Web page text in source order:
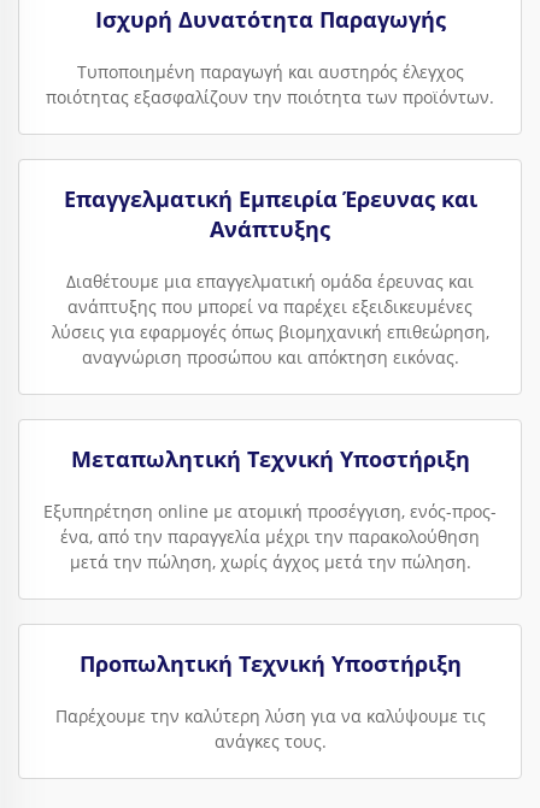
Ισχυρή Δυνατότητα Παραγωγής
Τυποποιημένη παραγωγή και αυστηρός έλεγχος
ποιότητας εξασφαλίζουν την ποιότητα των προϊόντων.
Επαγγελματική Εμπειρία Έρευνας και
Ανάπτυξης
Διαθέτουμε μια επαγγελματική ομάδα έρευνας και
ανάπτυξης που μπορεί να παρέχει εξειδικευμένες
λύσεις για εφαρμογές όπως βιομηχανική επιθεώρηση,
αναγνώριση προσώπου και απόκτηση εικόνας.
Μεταπωλητική Τεχνική Υποστήριξη
Εξυπηρέτηση online με ατομική προσέγγιση, ενός-προς-
ένα, από την παραγγελία μέχρι την παρακολούθηση
μετά την πώληση, χωρίς άγχος μετά την πώληση.
Προπωλητική Τεχνική Υποστήριξη
Παρέχουμε την καλύτερη λύση για να καλύψουμε τις
ανάγκες τους.